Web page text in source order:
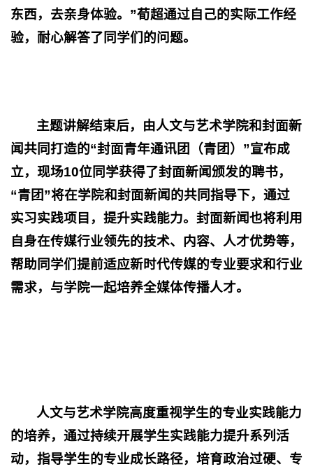
东西， 去亲身体验。”荀超通过自己的实际工作经
验，耐心解答了同学们的问题。
主题讲解结束后， 由人文与艺术学院和封面新
闻共同打造的“封面青年通讯团（青团）”宣布成
立，现场10位同学获得了封面新闻颁发的聘书，
“青团”将在学院和封面新闻的共同指导下，通过
实习实践项目，提升实践能力。 封面新闻也将利用
自身在传媒行业领先的技术、内容、人才优势等，
帮助 同学们提前适应新时代传媒的专业要求和行业
需求， 与学院一起培养全媒体传播人才。
人文与艺术学院高度重视学生的专业实践能力
的培养，通过持续开展学生实践能力提升系列活
动， 指导学生的专业成长路径，培育政治过硬、 专